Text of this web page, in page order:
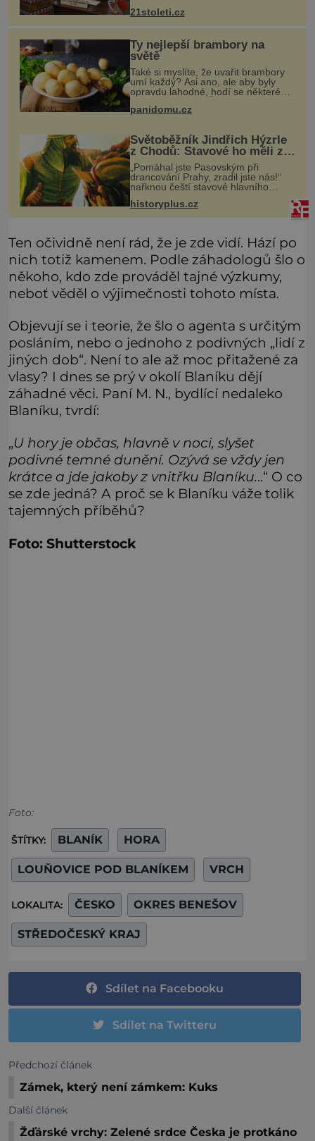
arzenál schopný zničit planetu
21stoleti.cz
Ty nejlepší brambory na
světě
Také si myslíte, že uvařit brambory
umí každý? Asi ano, ale aby byly
opravdu lahodné, hodí se některé
varné typy od A, tedy na saláty, po D
panidomu.cz
Světoběžník Jindřich Hýzrle
z Chodů: Stavové ho měli za
zrádce
„Pomáhal jste Pasovským při
drancování Prahy, zradil jste nás!“
nařknou čeští stavové hlavního
Jindřich se však zastrašit nenechá.
Zachová chladnou hlavu a trestu
historyplus.cz
Ten očividně není rád, že je zde vidí. Hází po
nich totiž kamenem. Podle záhadologů šlo o
někoho, kdo zde prováděl tajné výzkumy,
neboť věděl o výjimečnosti tohoto místa.
Objevují se i teorie, že šlo o agenta s určitým
posláním, nebo o jednoho z podivných „lidí z
jiných dob“. Není to ale až moc přitažené za
vlasy? I dnes se prý v okolí Blaníku dějí
záhadné věci. Paní M. N., bydlící nedaleko
Blaníku, tvrdí:
„U hory je občas, hlavně v noci, slyšet
podivné temné dunění. Ozývá se vždy jen
krátce a jde jakoby z vnitřku Blaníku...“ O co
se zde jedná? A proč se k Blaníku váže tolik
tajemných příběhů?
Foto: Shutterstock
Foto:
ŠTÍTKY: BLANÍK HORA
LOUŇOVICE POD BLANÍKEM VRCH
LOKALITA: ČESKO OKRES BENEŠOV
STŘEDOČESKÝ KRAJ
Sdílet na Facebooku
Sdílet na Twitteru
Předchozí článek
Zámek, který není zámkem: Kuks
Další článek
Žďárské vrchy: Zelené srdce Česka je protkáno